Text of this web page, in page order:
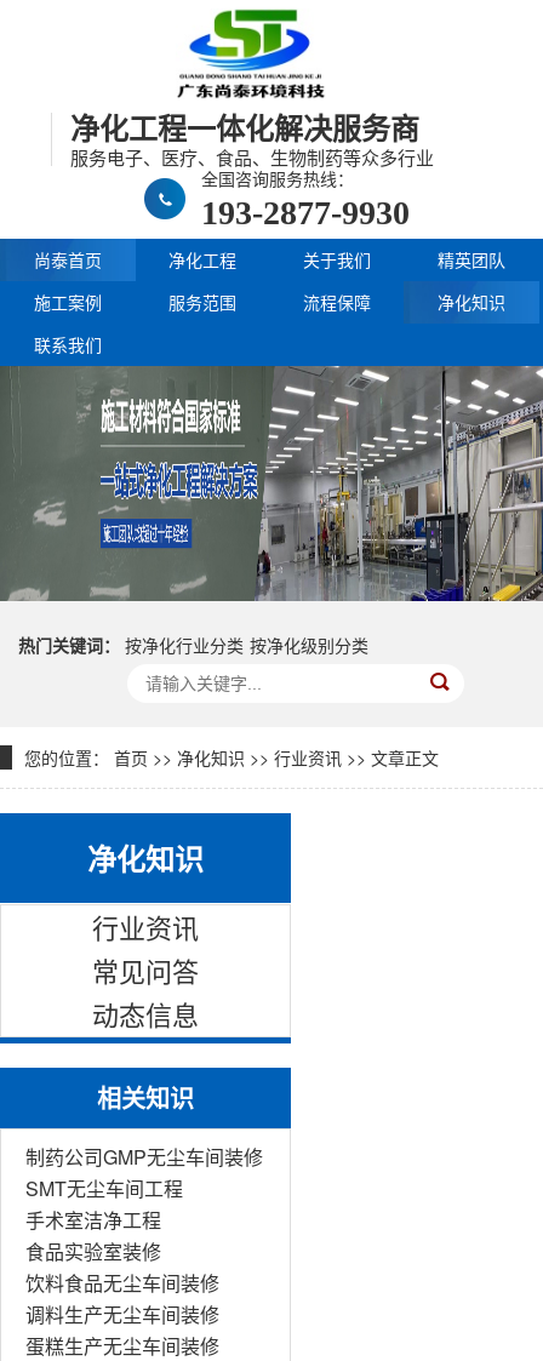
净化工程一体化解决服务商
服务电子、医疗、食品、生物制药等众多行业
全国咨询服务热线：
193-2877-9930
尚泰首页 净化工程 关于我们
精英团队
施工案例
服务范围 流程保障
净化知识
联系我们
热门关键词： 按净化行业分类 按净化级别分类
您的位置： 首页 >> 净化知识 >> 行业资讯 >> 文章正文
净化知识
行业资讯
常见问答
动态信息
相关知识
制药公司GMP无尘车间装修
SMT无尘车间工程
手术室洁净工程
食品实验室装修
饮料食品无尘车间装修
调料生产无尘车间装修
蛋糕生产无尘车间装修